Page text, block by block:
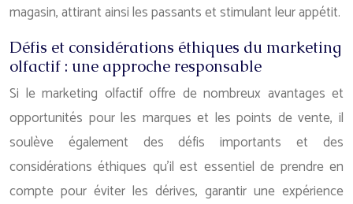
magasin, attirant ainsi les passants et stimulant leur appétit.
Défis et considérations éthiques du marketing
olfactif : une approche responsable
Si le marketing olfactif offre de nombreux avantages et
opportunités pour les marques et les points de vente, il
soulève également des défis importants et des
considérations éthiques qu’il est essentiel de prendre en
compte pour éviter les dérives, garantir une expérience